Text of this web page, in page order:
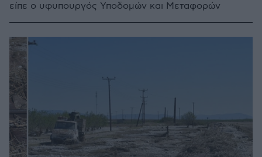
είπε ο υφυπουργός Υποδομών και Μεταφορών